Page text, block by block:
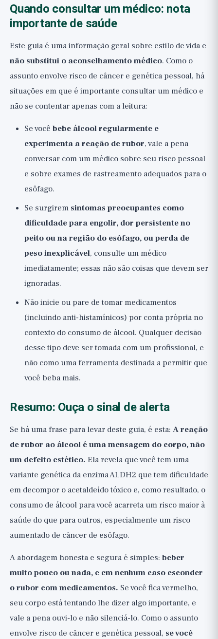
Quando consultar um médico: nota
importante de saúde
Este guia é uma informação geral sobre estilo de vida e
não substitui o aconselhamento médico. Como o
assunto envolve risco de câncer e genética pessoal, há
situações em que é importante consultar um médico e
não se contentar apenas com a leitura:
Se você bebe álcool regularmente e
experimenta a reação de rubor, vale a pena
conversar com um médico sobre seu risco pessoal
e sobre exames de rastreamento adequados para o
esôfago.
Se surgirem sintomas preocupantes como
dificuldade para engolir, dor persistente no
peito ou na região do esôfago, ou perda de
peso inexplicável, consulte um médico
imediatamente; essas não são coisas que devem ser
ignoradas.
Não inicie ou pare de tomar medicamentos
(incluindo anti-histamínicos) por conta própria no
contexto do consumo de álcool. Qualquer decisão
desse tipo deve ser tomada com um profissional, e
não como uma ferramenta destinada a permitir que
você beba mais.
Resumo: Ouça o sinal de alerta
Se há uma frase para levar deste guia, é esta: A reação
de rubor ao álcool é uma mensagem do corpo, não
um defeito estético. Ela revela que você tem uma
variante genética da enzima ALDH2 que tem dificuldade
em decompor o acetaldeído tóxico e, como resultado, o
consumo de álcool para você acarreta um risco maior à
saúde do que para outros, especialmente um risco
aumentado de câncer de esôfago.
A abordagem honesta e segura é simples: beber
muito pouco ou nada, e em nenhum caso esconder
o rubor com medicamentos. Se você fica vermelho,
seu corpo está tentando lhe dizer algo importante, e
vale a pena ouvi-lo e não silenciá-lo. Como o assunto
envolve risco de câncer e genética pessoal, se você